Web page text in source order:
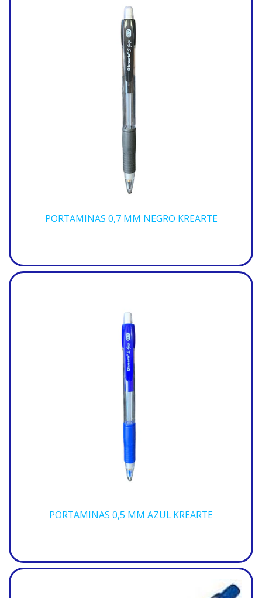
PORTAMINAS 0,7 MM NEGRO KREARTE
PORTAMINAS 0,5 MM AZUL KREARTE